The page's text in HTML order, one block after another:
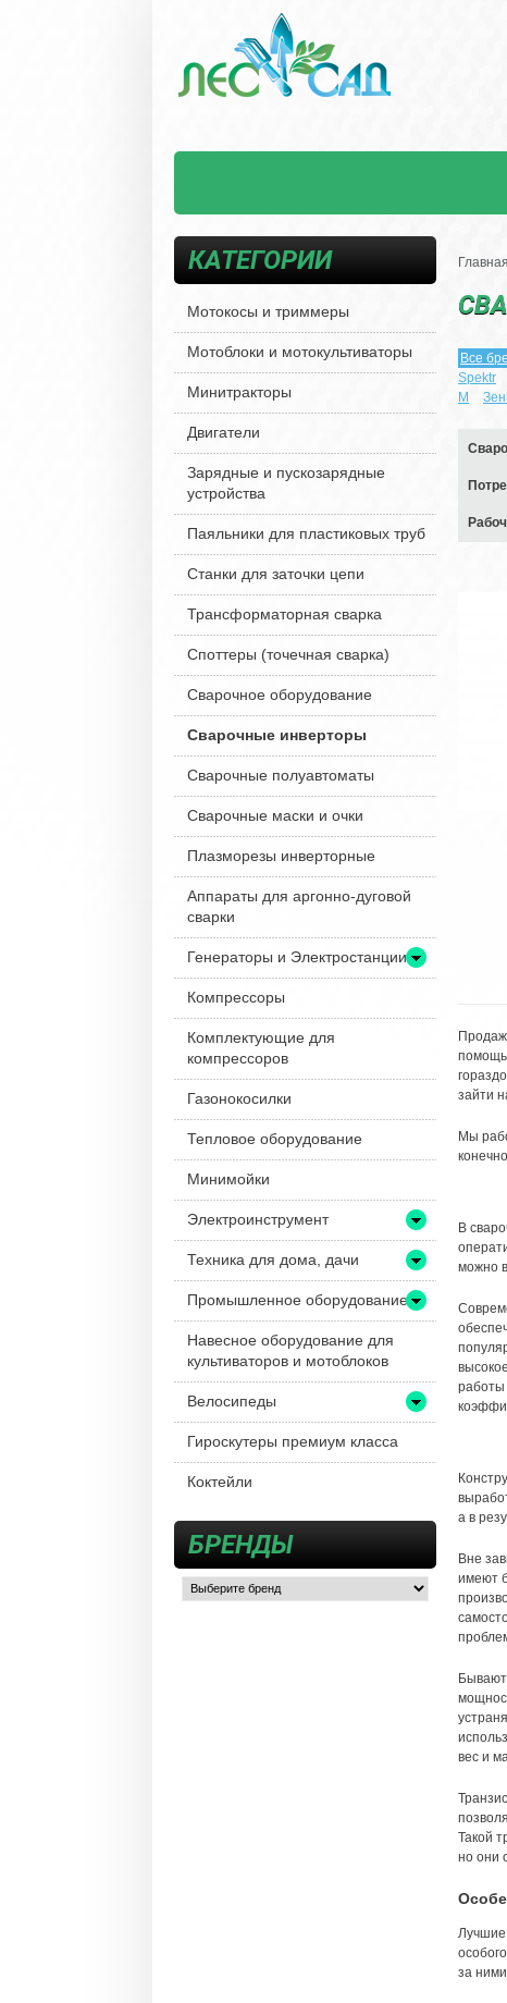
КАТЕГОРИИ
Мотокосы и триммеры
Мотоблоки и мотокультиваторы
Минитракторы
Двигатели
Зарядные и пускозарядные
устройства
Паяльники для пластиковых труб
Станки для заточки цепи
Трансформаторная сварка
Споттеры (точечная сварка)
Сварочное оборудование
Сварочные инверторы
Сварочные полуавтоматы
Сварочные маски и очки
Плазморезы инверторные
Аппараты для аргонно-дуговой
сварки
Генераторы и Электростанции
Компрессоры
Комплектующие для
компрессоров
Газонокосилки
Тепловое оборудование
Минимойки
Электроинструмент
Техника для дома, дачи
Промышленное оборудование
Навесное оборудование для
культиваторов и мотоблоков
Велосипеды
Гироскутеры премиум класса
Коктейли
БРЕНДЫ
Главная
Все
Spektr
М
зайти
Мы
В
можно
работы
а в
Вне
имеют
Бывают
вес и
Такой
но они
Лучшие
за